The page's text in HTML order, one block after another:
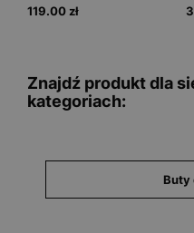
119.00 zł
Znajdź produkt dla
kategoriach:
Buty